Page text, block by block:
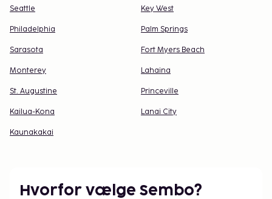
Seattle Key West
Philadelphia Palm Springs
Sarasota Fort Myers Beach
Monterey Lahaina
St. Augustine Princeville
Kailua-Kona Lanai City
Kaunakakai
Hvorfor vælge Sembo?